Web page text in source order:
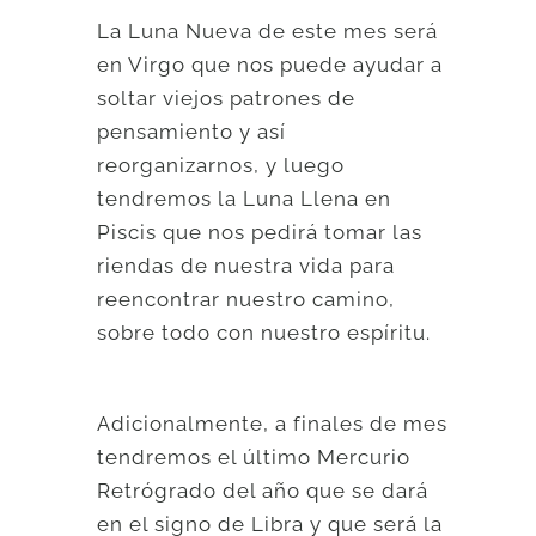
La Luna Nueva de este mes será
en Virgo que nos puede ayudar a
soltar viejos patrones de
pensamiento y así
reorganizarnos, y luego
tendremos la Luna Llena en
Piscis que nos pedirá tomar las
riendas de nuestra vida para
reencontrar nuestro camino,
sobre todo con nuestro espíritu.​
Adicionalmente, a finales de mes
tendremos el último Mercurio
Retrógrado del año que se dará
en el signo de Libra y que será la